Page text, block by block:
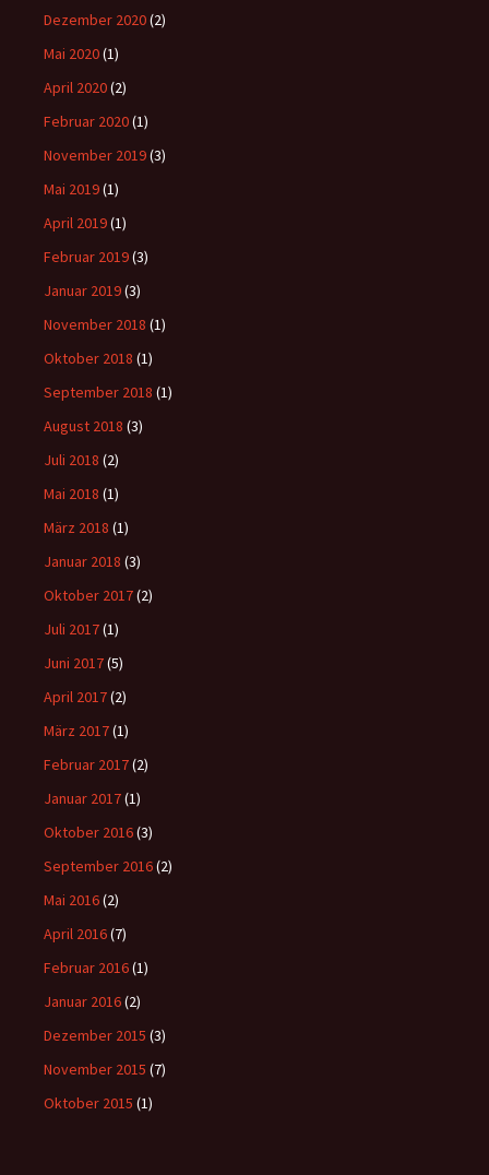
Dezember 2020(2)
Mai 2020(1)
April 2020(2)
Februar 2020(1)
November 2019(3)
Mai 2019(1)
April 2019(1)
Februar 2019(3)
Januar 2019(3)
November 2018 (1)
Oktober 2018 (1)
September 2018 (1)
August 2018 (3)
Juli 2018 (2)
Mai 2018 (1)
März 2018 (1)
Januar 2018 (3)
Oktober 2017(2)
Juli 2017(1)
Juni 2017(5)
April 2017(2)
März 2017(1)
Februar 2017(2)
Januar 2017(1)
Oktober 2016(3)
September 2016(2)
Mai 2016(2)
April 2016(7)
Februar 2016(1)
Januar 2016(2)
Dezember 2015 (3)
November 2015 (7)
Oktober 2015 (1)